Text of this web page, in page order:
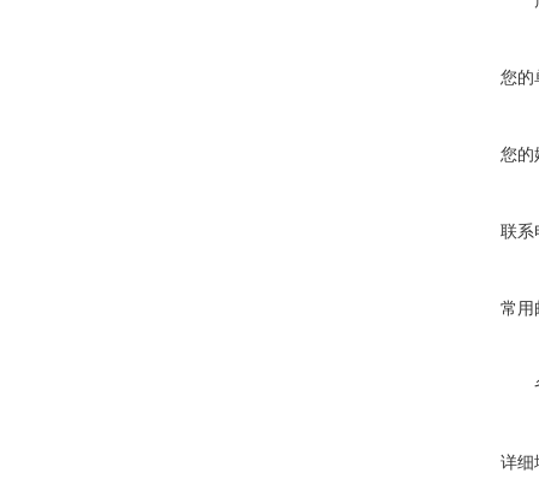
您的
您的
联系
常用
详细